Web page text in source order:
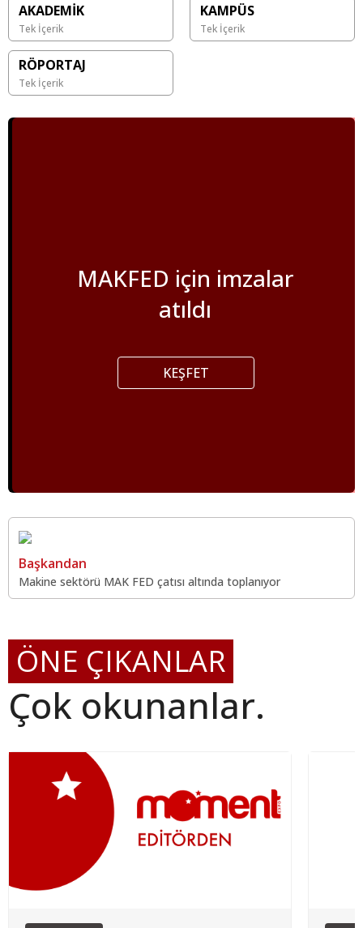
AKADEMİK
Tek İçerik
KAMPÜS
Tek İçerik
RÖPORTAJ
Tek İçerik
MAKFED için imzalar
atıldı
KEŞFET
Başkandan
Makine sektörü MAK FED çatısı altında toplanıyor
ÖNE ÇIKANLAR
Çok okunanlar.